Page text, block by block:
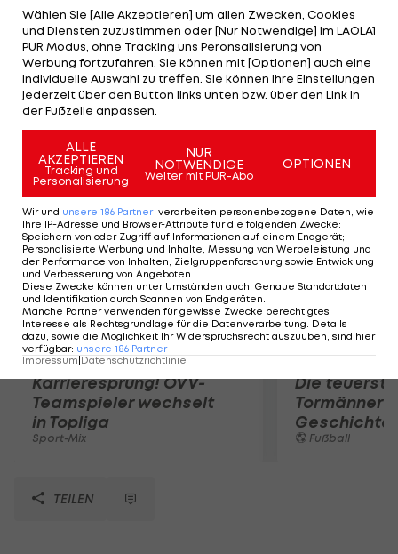
das die Truppe von Teamchef Werner Sallomon
vor 2.000 Zuschauern mit 23:15 für sich
entscheidet. ÖBV-Topscorer ist Rasid Mahalbasic
mit 17 Punkten. Am Dienstag (19 Uhr) messen sich
die ÖBV-Herren noch mit einer US-College-
Auswahl.
Mehr zum Thema
Karrieresprung! ÖVV-
Teamspieler wechselt
in Topliga
Sport-Mix
Die
Tormänner
Geschichte
Fußball
TEILEN
Wählen Sie [Alle Akzeptieren] um allen Zwecken, Cookies
und Diensten zuzustimmen oder [Nur Notwendige] im LAOLA1
PUR Modus, ohne Tracking uns Peronsalisierung von
Werbung fortzufahren. Sie können mit [Optionen] auch eine
individuelle Auswahl zu treffen. Sie können Ihre Einstellungen
jederzeit über den Button links unten bzw. über den Link in
der Fußzeile anpassen.
ALLE
AKZEPTIEREN
Tracking und
Personalisierung
NUR
NOTWENDIGE
Weiter mit PUR-Abo
OPTIONEN
Wir und unsere 186 Partner verarbeiten personenbezogene Daten, wie
Ihre IP-Adresse und Browser-Attribute für die folgenden Zwecke:
Speichern von oder Zugriff auf Informationen auf einem Endgerät;
Personalisierte Werbung und Inhalte, Messung von Werbeleistung und
der Performance von Inhalten, Zielgruppenforschung sowie Entwicklung
und Verbesserung von Angeboten.
Diese Zwecke können unter Umständen auch: Genaue Standortdaten
und Identifikation durch Scannen von Endgeräten.
Manche Partner verwenden für gewisse Zwecke berechtigtes
Interesse als Rechtsgrundlage für die Datenverarbeitung. Details
dazu, sowie die Möglichkeit Ihr Widerspruchsrecht auszuüben, sind hier
verfügbar: unsere 186 Partner
Impressum Datenschutzrichtlinie